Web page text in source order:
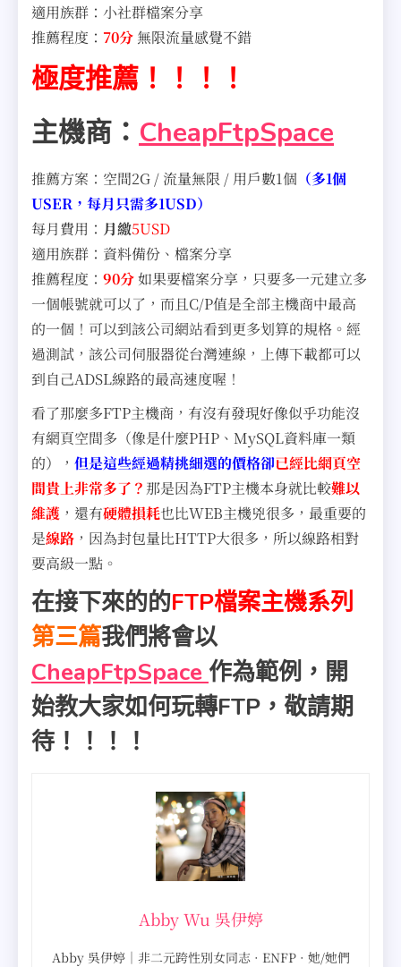
適用族群：小社群檔案分享
推薦程度： 70分 無限流量感覺不錯
極度推薦！！！！
主機商： CheapFtpSpace
推薦方案：空間2G / 流量無限 / 用戶數1個 （多1個
USER，每月只需多1USD）
每月費用： 月繳5USD
適用族群：資料備份、檔案分享
推薦程度： 90分如果要檔案分享，只要多一元建立多
一個帳號就可以了，而且C/P值是全部主機商中最高
的一個！可以到該公司網站看到更多划算的規格。經
過測試，該公司伺服器從台灣連線，上傳下載都可以
到自己ADSL線路的最高速度喔！
看了那麼多FTP主機商，有沒有發現好像似乎功能沒
有網頁空間多（像是什麼PHP、MySQL資料庫一類
的）， 但是這些經過精挑細選的價格卻已經比網頁空
間貴上非常多了？ 那是因為FTP主機本身就比較難以
維護 ，還有硬體損耗也比WEB主機兇很多，最重要的
是線路 ，因為封包量比HTTP大很多，所以線路相對
要高級一點。
在接下來的的FTP檔案主機系列
第三篇我們將會以
CheapFtpSpace 作為範例，開
始教大家如何玩轉FTP，敬請期
待！！！！
Abby Wu 吳伊婷
Abby 吳伊婷｜非二元跨性別女同志 · ENFP · 她/她們